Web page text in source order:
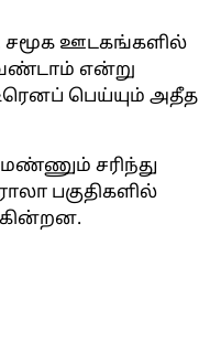
சமூக ஊடகங்களில்
என்று
பெய்யும் அதீத
சரிந்து
பகுதிகளில்